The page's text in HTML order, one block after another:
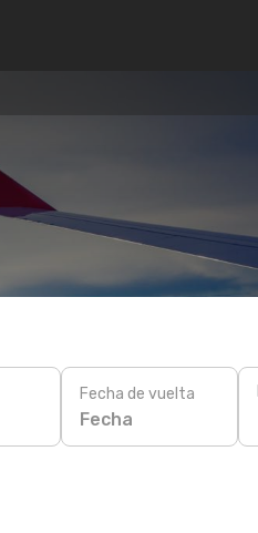
Fecha de vuelta
Fecha